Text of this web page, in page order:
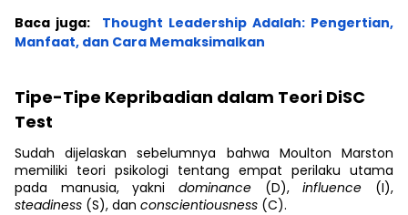
Baca juga: Thought Leadership Adalah: Pengertian,
Manfaat, dan Cara Memaksimalkan
Tipe-Tipe Kepribadian dalam Teori DiSC
Test
Sudah dijelaskan sebelumnya bahwa Moulton Marston
memiliki teori psikologi tentang empat perilaku utama
pada manusia, yakni dominance (D),influence (I),
steadiness (S), dan conscientiousness (C).